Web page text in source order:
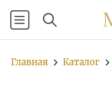
Главная Каталог